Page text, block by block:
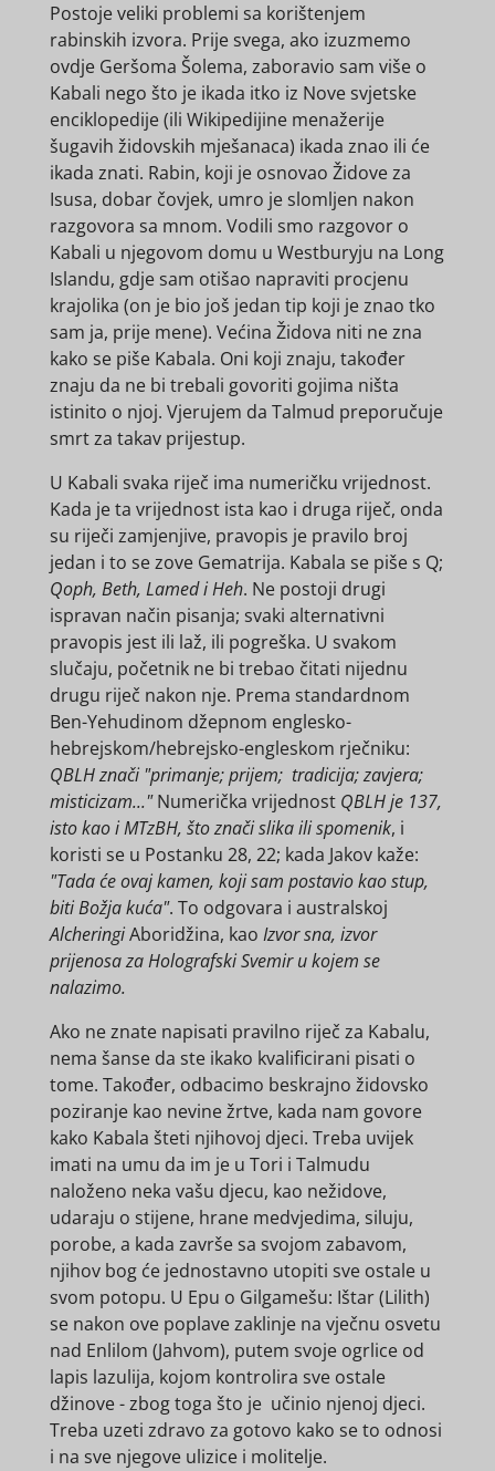
Postoje veliki problemi sa korištenjem
rabinskih izvora. Prije svega, ako izuzmemo
ovdje Geršoma Šolema, zaboravio sam više o
Kabali nego što je ikada itko iz Nove svjetske
enciklopedije (ili Wikipedijine menažerije
šugavih židovskih mješanaca) ikada znao ili će
ikada znati. Rabin, koji je osnovao Židove za
Isusa, dobar čovjek, umro je slomljen nakon
razgovora sa mnom. Vodili smo razgovor o
Kabali u njegovom domu u Westburyju na Long
Islandu, gdje sam otišao napraviti procjenu
krajolika (on je bio još jedan tip koji je znao tko
sam ja, prije mene). Većina Židova niti ne zna
kako se piše Kabala. Oni koji znaju, također
znaju da ne bi trebali govoriti gojima ništa
istinito o njoj. Vjerujem da Talmud preporučuje
smrt za takav prijestup.
U Kabali svaka riječ ima numeričku vrijednost.
Kada je ta vrijednost ista kao i druga riječ, onda
su riječi zamjenjive, pravopis je pravilo broj
jedan i to se zove Gematrija. Kabala se piše s Q;
Qoph, Beth, Lamed i Heh. Ne postoji drugi
ispravan način pisanja; svaki alternativni
pravopis jest ili laž, ili pogreška. U svakom
slučaju, početnik ne bi trebao čitati nijednu
drugu riječ nakon nje. Prema standardnom
Ben-Yehudinom džepnom englesko-
hebrejskom/hebrejsko-engleskom rječniku:
QBLH znači "primanje; prijem; tradicija; zavjera;
misticizam..."Numerička vrijednost QBLH je 137,
isto kao i MTzBH, što znači slika ili spomenik, i
koristi se u Postanku 28, 22; kada Jakov kaže:
"Tada će ovaj kamen, koji sam postavio kao stup,
biti Božja kuća". To odgovara i australskoj
AlcheringiAboridžina, kao Izvor sna, izvor
prijenosa za Holografski Svemir u kojem se
nalazimo.
Ako ne znate napisati pravilno riječ za Kabalu,
nema šanse da ste ikako kvalificirani pisati o
tome. Također, odbacimo beskrajno židovsko
poziranje kao nevine žrtve, kada nam govore
kako Kabala šteti njihovoj djeci. Treba uvijek
imati na umu da im je u Tori i Talmudu
naloženo neka vašu djecu, kao nežidove,
udaraju o stijene, hrane medvjedima, siluju,
porobe, a kada završe sa svojom zabavom,
njihov bog će jednostavno utopiti sve ostale u
svom potopu. U Epu o Gilgamešu: Ištar (Lilith)
se nakon ove poplave zaklinje na vječnu osvetu
nad Enlilom (Jahvom), putem svoje ogrlice od
lapis lazulija, kojom kontrolira sve ostale
džinove - zbog toga što je učinio njenoj djeci.
Treba uzeti zdravo za gotovo kako se to odnosi
i na sve njegove ulizice i molitelje.